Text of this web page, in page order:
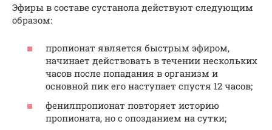
Эфиры в составе сустанола действуют следующим
образом:
пропионат является быстрым эфиром,
начинает действовать в течении нескольких
часов после попадания в организм и
основной пик его наступает спустя 12 часов;
фенилпропионат повторяет историю
пропионата, но с опозданием на сутки;